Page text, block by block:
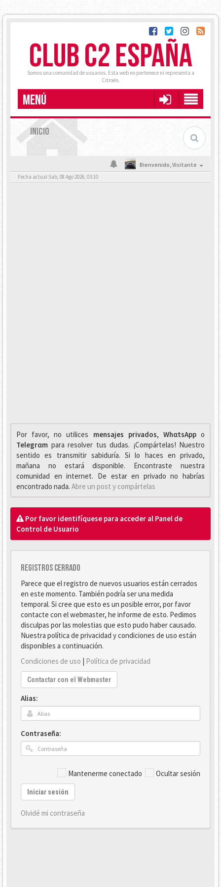
CLUB C2 ESPAÑA
Somos una comunidad de usuarios. Esta web no pertenece ni representa a
Citroën.
MENÚ
INICIO
Bienvenido,Visitante
Fecha actual Sab, 08 Ago 2026, 03:10
Por favor, no utilices mensajes privados, WhαtsAppo
Telegrαm para resolver tus dudas. ¡Compártelas! Nuestro
sentido es transmitir sabiduría. Si lo haces en privado,
mañana no estará disponible. Encontraste nuestra
comunidad en internet. De estar en privado no habrías
encontrado nada. Abre un post y compártelas
Por favor identifíquese para acceder al Panel de
Control de Usuario
Registros cerrado
Parece que el registro de nuevos usuarios están cerrados
en este momento. También podría ser una medida
temporal. Si cree que esto es un posible error, por favor
contacte con el webmaster, he informe de esto. Pedimos
disculpas por las molestias que esto pudo haber causado.
Nuestra política de privacidad y condiciones de uso están
disponibles a continuación.
Condiciones de uso | Política de privacidad
Contactar con el Webmaster
Alias:
Contraseña:
Mantenerme conectado Ocultar sesión
Iniciar sesión
Olvidé mi contraseña